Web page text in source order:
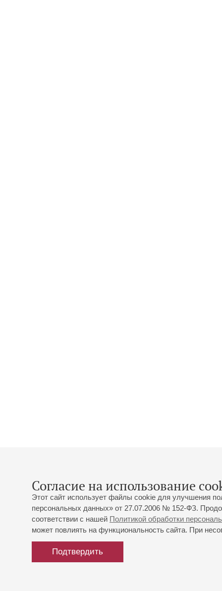
Согласие на использование
Этот сайт использует файлы cookie для улучшения
персональных данных» от 27.07.2006 № 152-ФЗ.
соответствии с нашей Политикой обработки
может повлиять на функциональность сайта. При
Подтвердить